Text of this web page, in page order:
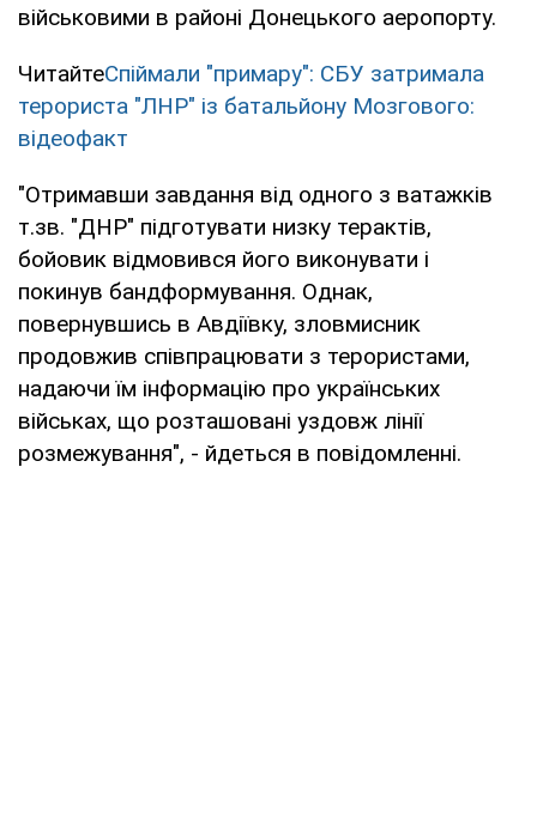
військовими в районі Донецького аеропорту.
ЧитайтеСпіймали "примару": СБУ затримала
терориста "ЛНР" із батальйону Мозгового:
відеофакт
"Отримавши завдання від одного з ватажків
т.зв. "ДНР" підготувати низку терактів,
бойовик відмовився його виконувати і
покинув бандформування. Однак,
повернувшись в Авдіївку, зловмисник
продовжив співпрацювати з терористами,
надаючи їм інформацію про українських
військах, що розташовані уздовж лінії
розмежування", - йдеться в повідомленні.